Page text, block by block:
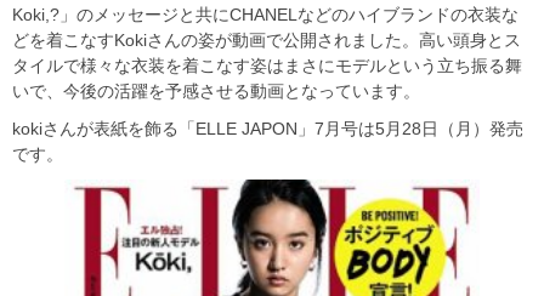
Koki,?」のメッセージと共にCHANELなどのハイブランドの衣装な
どを着こなすKokiさんの姿が動画で公開されました。高い頭身とス
タイルで様々な衣装を着こなす姿はまさにモデルという立ち振る舞
いで、今後の活躍を予感させる動画となっています。
kokiさんが表紙を飾る「ELLE JAPON」7月号は5月28日（月）発売
です。